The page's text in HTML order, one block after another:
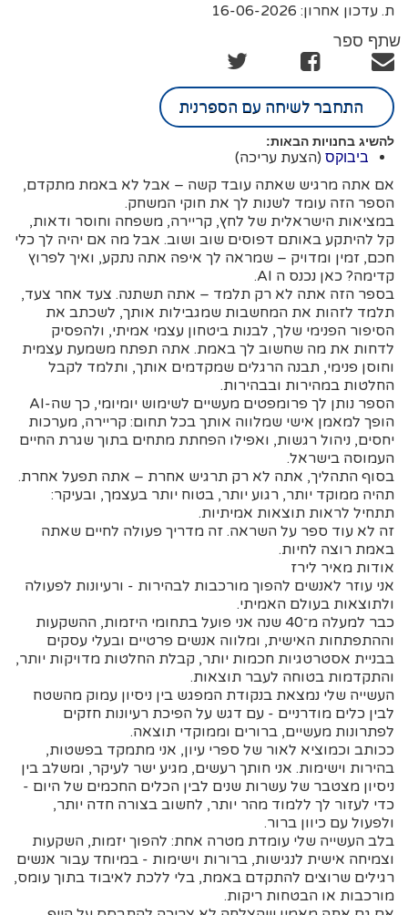
ת. עדכון אחרון: 16-06-2026
שתף ספר
התחבר לשיחה עם הספרנית
להשיג בחנויות הבאות:
ביבוקס (הצעת עריכה)
אם אתה מרגיש שאתה עובד קשה – אבל לא באמת מתקדם,
הספר הזה עומד לשנות לך את חוקי המשחק.
במציאות הישראלית של לחץ, קריירה, משפחה וחוסר ודאות,
קל להיתקע באותם דפוסים שוב ושוב. אבל מה אם יהיה לך כלי
חכם, זמין ומדויק – שמראה לך איפה אתה נתקע, ואיך לפרוץ
קדימה? כאן נכנס ה AI.
בספר הזה אתה לא רק תלמד – אתה תשתנה. צעד אחר צעד,
תלמד לזהות את המחשבות שמגבילות אותך, לשכתב את
הסיפור הפנימי שלך, לבנות ביטחון עצמי אמיתי, ולהפסיק
לדחות את מה שחשוב לך באמת. אתה תפתח משמעת עצמית
וחוסן פנימי, תבנה הרגלים שמקדמים אותך, ותלמד לקבל
החלטות במהירות ובבהירות.
הספר נותן לך פרומפטים מעשיים לשימוש יומיומי, כך שה-AI
הופך למאמן אישי שמלווה אותך בכל תחום: קריירה, מערכות
יחסים, ניהול רגשות, ואפילו הפחתת מתחים בתוך שגרת החיים
העמוסה בישראל.
בסוף התהליך, אתה לא רק תרגיש אחרת – אתה תפעל אחרת.
תהיה ממוקד יותר, רגוע יותר, בטוח יותר בעצמך, ובעיקר:
תתחיל לראות תוצאות אמיתיות.
זה לא עוד ספר על השראה. זה מדריך פעולה לחיים שאתה
באמת רוצה לחיות.
אודות מאיר לירז
אני עוזר לאנשים להפוך מורכבות לבהירות - ורעיונות לפעולה
ולתוצאות בעולם האמיתי.
כבר למעלה מ־40 שנה אני פועל בתחומי היזמות, ההשקעות
וההתפתחות האישית, ומלווה אנשים פרטיים ובעלי עסקים
בבניית אסטרטגיות חכמות יותר, קבלת החלטות מדויקות יותר,
והתקדמות בטוחה לעבר תוצאות.
העשייה שלי נמצאת בנקודת המפגש בין ניסיון עמוק מהשטח
לבין כלים מודרניים - עם דגש על הפיכת רעיונות חזקים
לפתרונות מעשיים, ברורים וממוקדי תוצאה.
ככותב וכמוציא לאור של ספרי עיון, אני מתמקד בפשטות,
בהירות וישימות. אני חותך רעשים, מגיע ישר לעיקר, ומשלב בין
ניסיון מצטבר של עשרות שנים לבין הכלים החכמים של היום -
כדי לעזור לך ללמוד מהר יותר, לחשוב בצורה חדה יותר,
ולפעול עם כיוון ברור.
בלב העשייה שלי עומדת מטרה אחת: להפוך יזמות, השקעות
וצמיחה אישית לנגישות, ברורות וישימות - במיוחד עבור אנשים
רגילים שרוצים להתקדם באמת, בלי ללכת לאיבוד בתוך עומס,
מורכבות או הבטחות ריקות.